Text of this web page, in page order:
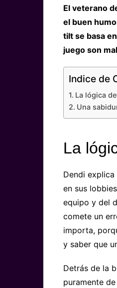
El veterano
el buen
tilt se basa
juego son
Indice de
La lógica
Una
La
Dendi
en sus
equipo y del
comete un
importa,
y saber que
Detrás de la
puramente